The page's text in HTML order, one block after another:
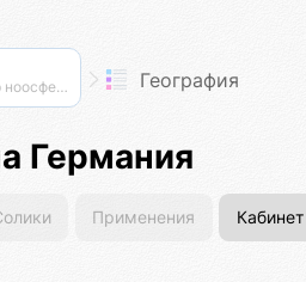
Cимулятор ноосферы География
Германия
Применения Кабинет